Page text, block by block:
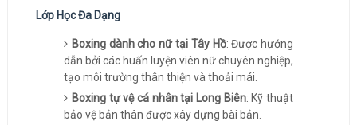
Lớp Học Đa Dạng
Boxing dành cho nữ tại Tây Hồ: Được hướng
dẫn bởi các huấn luyện viên nữ chuyên nghiệp,
tạo môi trường thân thiện và thoải mái.
Boxing tự vệ cá nhân tại Long Biên: Kỹ thuật
bảo vệ bản thân được xây dựng bài bản.